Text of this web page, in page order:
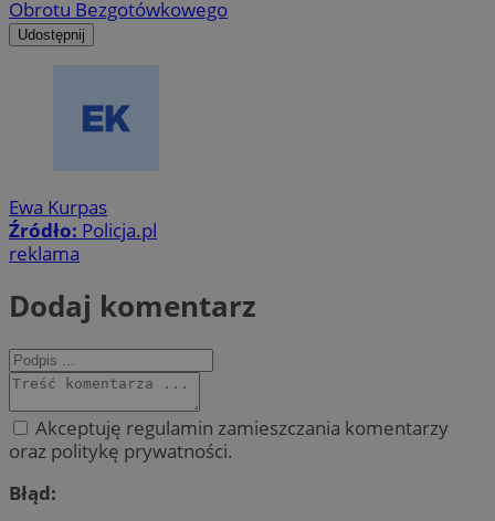
Obrotu Bezgotówkowego
Udostępnij
Ewa Kurpas
Źródło: Policja.pl
reklama
Dodaj komentarz
Akceptuję regulamin zamieszczania komentarzy
oraz politykę prywatności.
Błąd: